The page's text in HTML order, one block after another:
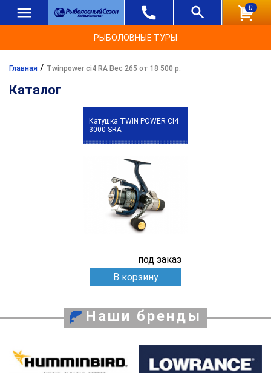
0
РЫБОЛОВНЫЕ ТУРЫ
Главная / Twinpower ci4 RA Вес 265 от 18 500 р.
Каталог
Катушка TWIN POWER CI4
3000 SRA
под заказ
В корзину
Наши бренды